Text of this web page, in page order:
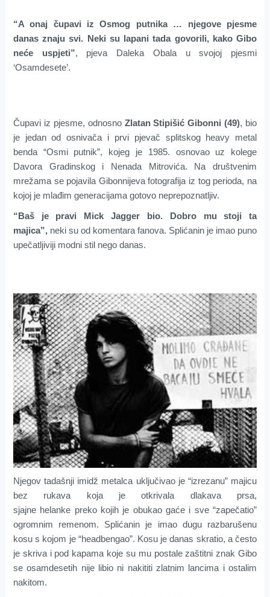
“A onaj čupavi iz Osmog putnika … njegove pjesme
danas znaju svi. Neki su lapani tada govorili, kako Gibo
neće uspjeti”, pjeva Daleka Obala u svojoj pjesmi
‘Osamdesete’.
Čupavi iz pjesme, odnosno Zlatan Stipišić Gibonni (49), bio
je jedan od osnivača i prvi pjevač splitskog heavy metal
benda “Osmi putnik”, kojeg je 1985. osnovao uz kolege
Davora Gradinskog i Nenada Mitrovića. Na društvenim
mrežama se pojavila Gibonnijeva fotografija iz tog perioda, na
kojoj je mlađim generacijama gotovo neprepoznatljiv.
“Baš je pravi Mick Jagger bio. Dobro mu stoji ta
majica”, neki su od komentara fanova. Splićanin je imao puno
upečatljiviji modni stil nego danas.
Njegov tadašnji imidž metalca uključivao je “izrezanu” majicu
bez rukava koja je otkrivala dlakava prsa,
sjajne helanke preko kojih je obukao gaće i sve “zapečatio”
ogromnim remenom. Splićanin je imao dugu razbarušenu
kosu s kojom je “headbengao”. Kosu je danas skratio, a često
je skriva i pod kapama koje su mu postale zaštitni znak Gibo
se osamdesetih nije libio ni nakititi zlatnim lancima i ostalim
nakitom.